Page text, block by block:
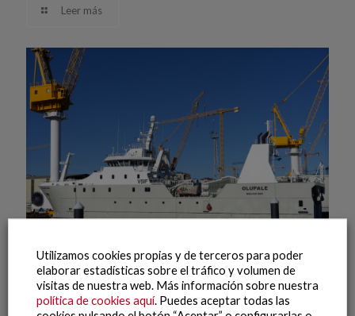
Leer más
11 junio, 2026
Utilizamos cookies propias y de terceros para poder
elaborar estadísticas sobre el tráfico y volumen de
visitas de nuestra web. Más información sobre nuestra
política de cookies aquí. Puedes aceptar todas las